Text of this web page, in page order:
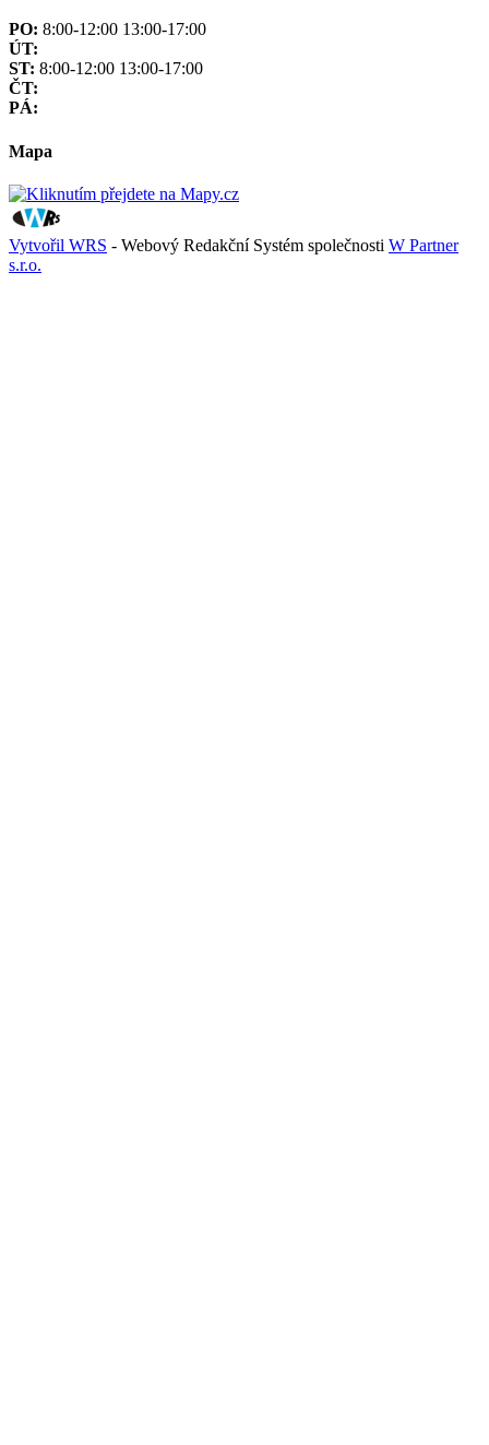
PO: 8:00-12:00 13:00-17:00
ÚT:
ST: 8:00-12:00 13:00-17:00
ČT:
PÁ:
Mapa
Vytvořil WRS - Webový Redakční Systém společnosti W Partner
s.r.o.